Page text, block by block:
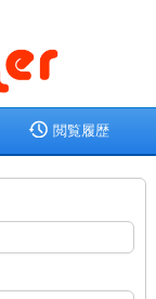
閲覧履歴